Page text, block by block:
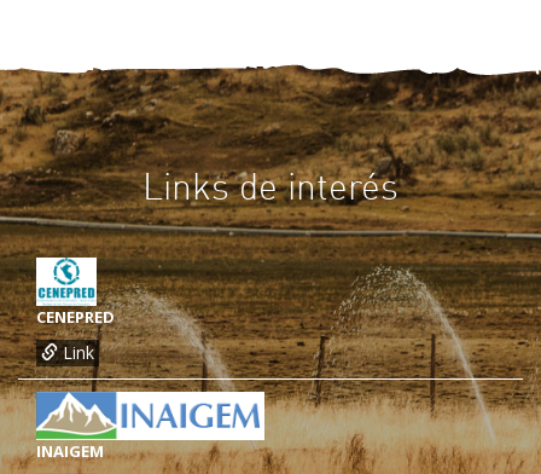
Links de interés
CENEPRED
Link
INAIGEM